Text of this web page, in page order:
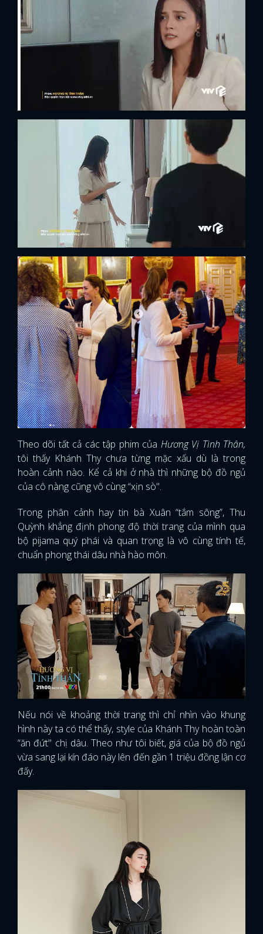
GOOGLE
Theo dõi tất cả các tập phim của Hương Vị Tình Thân,
tôi thấy Khánh Thy chưa từng mặc xấu dù là trong
hoàn cảnh nào. Kể cả khi ở nhà thì những bộ đồ ngủ
của cô nàng cũng vô cùng “xịn sò".
Trong phân cảnh hay tin bà Xuân “tắm sông”, Thu
Quỳnh khẳng định phong độ thời trang của mình qua
bộ pijama quý phái và quan trọng là vô cùng tính tế,
chuẩn phong thái dâu nhà hào môn.
Nếu nói về khoảng thời trang thì chỉ nhìn vào khung
hình này ta có thể thấy, style của Khánh Thy hoàn toàn
“ăn đứt" chị dâu. Theo như tôi biết, giá của bộ đồ ngủ
vừa sang lại kín đáo này lên đến gần 1 triệu đồng lận cơ
đấy.